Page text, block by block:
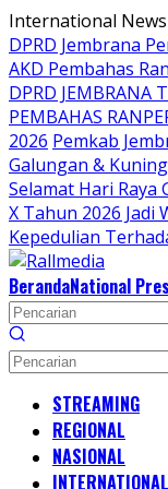
Langsung
ke
konten
International News
DPRD Jembrana
AKD Pembahas
DPRD JEMBRANA
PEMBAHAS
2026 Pemkab
Galungan &
Selamat Hari Raya
X Tahun 2026 Jadi
Kepedulian
BerandaNational
STREAMING
REGIONAL
NASIONAL
INTERNATIONAL